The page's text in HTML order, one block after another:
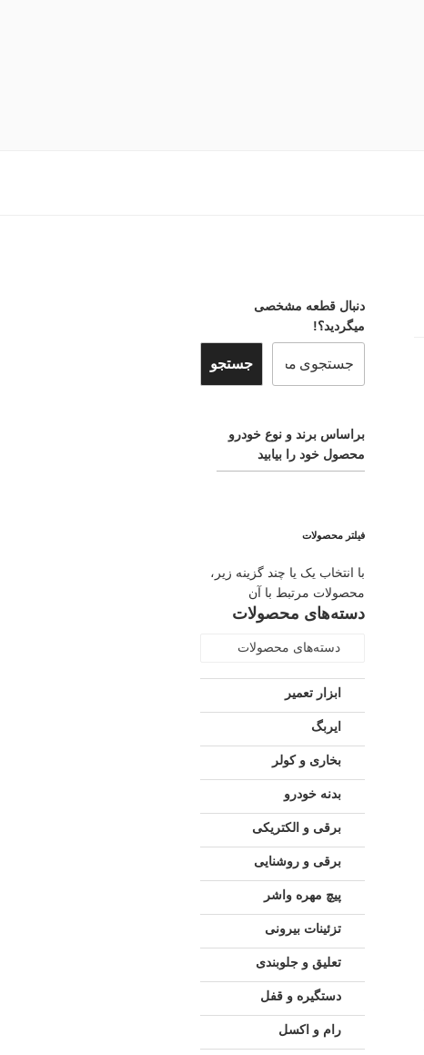
دنبال قطعه مشخصی
میگردید؟!
جستجو
براساس برند و نوع خودرو
محصول خود را بیابید
فیلتر محصولات
با انتخاب یک یا چند گزینه زیر،
محصولات مرتبط با آن
دسته‌های محصولات
دسته‌های محصولات
ابزار تعمیر
ایربگ
بخاری و کولر
بدنه خودرو
برقی و الکتریکی
برقی و روشنایی
پیچ مهره واشر
تزئینات بیرونی
تعلیق و جلوبندی
دستگیره و قفل
رام و اکسل